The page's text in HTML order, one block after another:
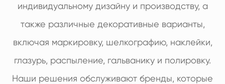
индивидуальному дизайну и производству, а
также различные декоративные варианты,
включая маркировку, шелкографию, наклейки,
глазурь, распыление, гальванику и полировку.
Наши решения обслуживают бренды, которые